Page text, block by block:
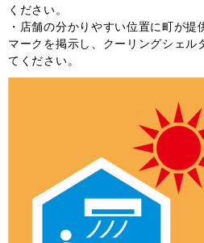
ください。
・店舗の分かりやすい位置に町が
マークを掲示し、クーリングシェル
てください。